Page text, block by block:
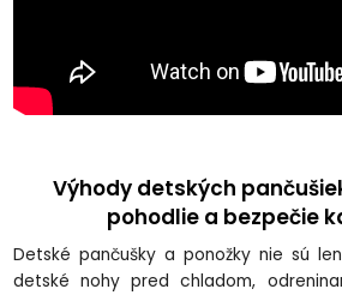
Výhody detských
pohodlie a bezpečie
Detské pančušky a ponožky nie sú
detské nohy pred chladom,